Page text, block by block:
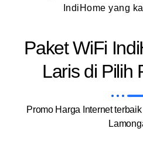
IndiHome yang
Paket WiFi
Laris di Pilih
Promo Harga Internet